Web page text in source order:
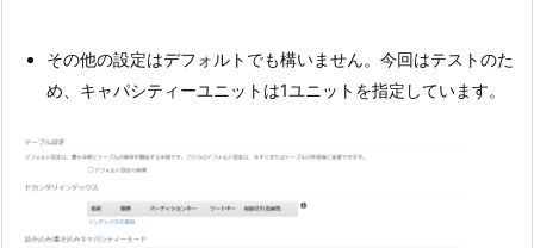
その他の設定はデフォルトでも構いません。今回はテストのた
め、キャパシティーユニットは1ユニットを指定しています。